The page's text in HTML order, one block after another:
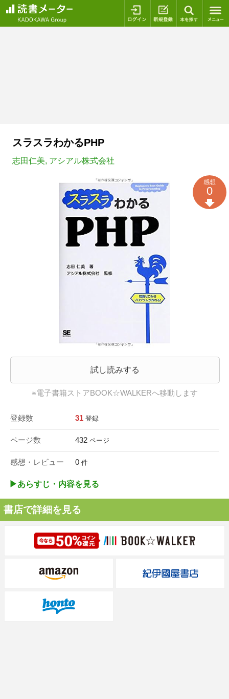
ログイン 新規登録
スラスラわかるPHP
志田仁美, アシアル株式会社
試し読みする
※電子書籍ストアBOOK☆WALKERへ移動します
登録数 31 登録
ページ数 432 ページ
感想・レビュー 0 件
感想
0
▶︎あらすじ・内容を見る
書店で詳細を見る